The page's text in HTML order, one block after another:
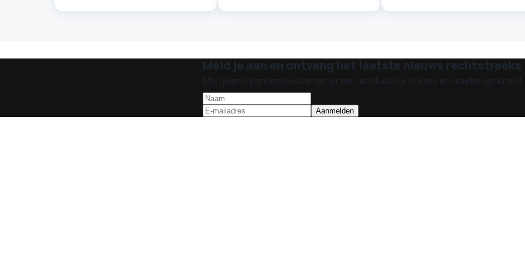
Meld je aan en ontvang het laatste nieuws rechtstreeks
Mis geen spannende evenementen, exclusieve tickets en unieke updates!